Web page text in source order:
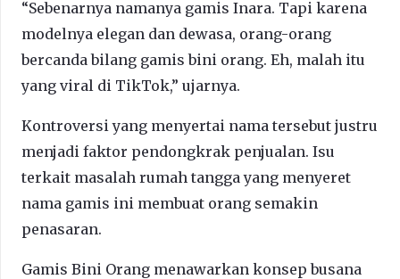
“Sebenarnya namanya gamis Inara. Tapi karena
modelnya elegan dan dewasa, orang-orang
bercanda bilang gamis bini orang. Eh, malah itu
yang viral di TikTok,” ujarnya.
Kontroversi yang menyertai nama tersebut justru
menjadi faktor pendongkrak penjualan. Isu
terkait masalah rumah tangga yang menyeret
nama gamis ini membuat orang semakin
penasaran.
Gamis Bini Orang menawarkan konsep busana